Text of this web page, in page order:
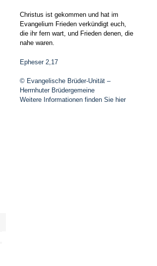
Christus ist gekommen und hat im
Evangelium Frieden verkündigt euch,
die ihr fern wart, und Frieden denen, die
nahe waren.
Epheser 2,17
© Evangelische Brüder-Unität –
Herrnhuter Brüdergemeine
Weitere Informationen finden Sie hier